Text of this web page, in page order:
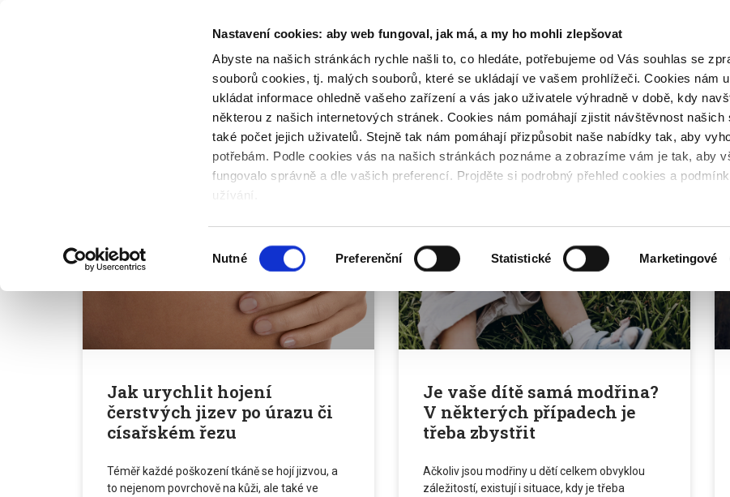
Nastavení cookies: aby web fungoval, jak má, a my ho mohli zlepšovat
Abyste na našich stránkách rychle našli to, co hledáte, potřebujeme od Vás souhlas se
souborů cookies, tj. malých souborů, které se ukládají ve vašem prohlížeči. Cookies nám
ukládat informace ohledně vašeho zařízení a vás jako uživatele výhradně v době, kdy
některou z našich internetových stránek. Cookies nám pomáhají zjistit návštěvnost našich
také počet jejich uživatelů. Stejně tak nám pomáhají přizpůsobit naše nabídky tak, aby
potřebám. Podle cookies vás na našich stránkách poznáme a zobrazíme vám je tak, aby
fungovalo správně a dle vašich preferencí. Projděte si podrobný přehled cookies a
užívání.
Kliknutím na „Povolit cookies” souhlasíte, že uložíme cookies na vaše zařízení.
Vaše rozhodnutí můžete kdykoliv změnit nebo souhlas s cookies odvolat kliknutím na
v levém dolním rohu obrazovky. Pro více informací o cookies navštivte naše Prohlášení o
souhlasu
Nutné Preferenční Statistické Marketingové
ONEMOCNĚNÍ A POTÍŽE NAŠE PRODUKTY MAGAZÍN
Jak urychlit hojení čerstvých jizev po úrazu či císařském řezu
MODŘINY, PODLITINY, HEMATOMY
Jak urychlit hojení
čerstvých jizev po úrazu či
císařském řezu
Téměř každé poškození tkáně se hojí jizvou, a
to nejenom povrchově na kůži, ale také ve
MODŘINY PO ODBĚRU KRVE
Je vaše dítě samá modřina?
V některých případech je
třeba zbystřit
Ačkoliv jsou modřiny u dětí celkem obvyklou
záležitostí, existují i situace, kdy je třeba